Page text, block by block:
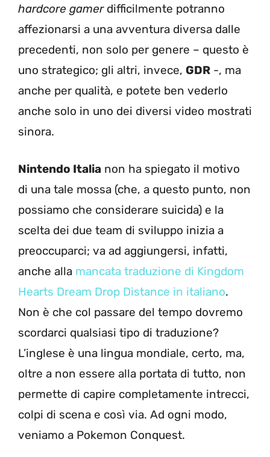
hardcore gamerdifficilmente potranno
affezionarsi a una avventura diversa dalle
precedenti, non solo per genere – questo è
uno strategico; gli altri, invece, GDR -, ma
anche per qualità, e potete ben vederlo
anche solo in uno dei diversi video mostrati
sinora.
Nintendo Italia non ha spiegato il motivo
di una tale mossa (che, a questo punto, non
possiamo che considerare suicida) e la
scelta dei due team di sviluppo inizia a
preoccuparci; va ad aggiungersi, infatti,
anche alla mancata traduzione di Kingdom
Hearts Dream Drop Distance in italiano.
Non è che col passare del tempo dovremo
scordarci qualsiasi tipo di traduzione?
L’inglese è una lingua mondiale, certo, ma,
oltre a non essere alla portata di tutto, non
permette di capire completamente intrecci,
colpi di scena e così via. Ad ogni modo,
veniamo a Pokemon Conquest.